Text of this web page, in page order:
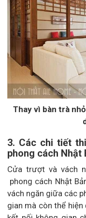
Thay vì bàn trà
3. Các chi tiết
phong cách Nhật
Cửa trượt và vách
phong cách Nhật
vách ngăn giữa các
gian mà còn thể